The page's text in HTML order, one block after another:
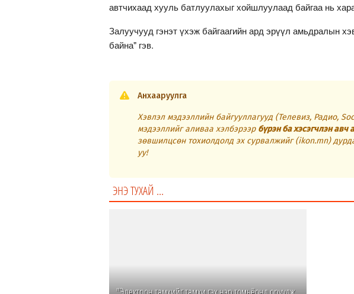
автчихаад хууль батлуулахыг хойшлуулаад байгаа нь
Залуучууд гэнэт үхэж байгаагийн ард эрүүл амьдралын
байна" гэв.
Анхааруулга
Хэвлэл мэдээллийн байгууллагууд (Телевиз, Радио,
мэдээллийг аливаа хэлбэрээр бүрэн ба хэсэгчлэн авч
зөвшилцсөн тохиолдолд эх сурвалжийг (ikon.mn)
уу!
ЭНЭ ТУХАЙ ...